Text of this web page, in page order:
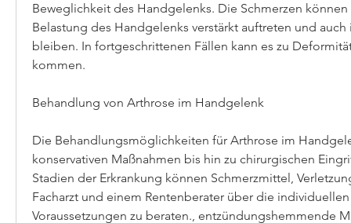
Beweglichkeit des Handgelenks. Die Schmerzen
Belastung des Handgelenks verstärkt auftreten und auch
bleiben. In fortgeschrittenen Fällen kann es zu
kommen.
Behandlung von Arthrose im Handgelenk
Die Behandlungsmöglichkeiten für Arthrose im
konservativen Maßnahmen bis hin zu chirurgischen
Stadien der Erkrankung können Schmerzmittel,
Facharzt und einem Rentenberater über die
Voraussetzungen zu beraten., entzündungshemmende